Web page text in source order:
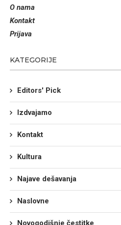
O nama
Kontakt
Prijava
KATEGORIJE
Editors' Pick
Izdvajamo
Kontakt
Kultura
Najave dešavanja
Naslovne
Novogodišnje čestitke